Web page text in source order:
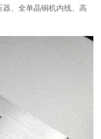
、全单晶铜机内线、高